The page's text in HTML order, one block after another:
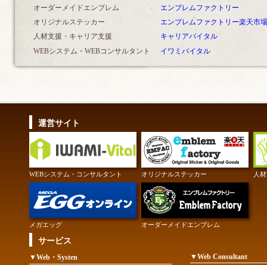
オーダーメイドエンブレム
エンブレムファクトリー
オリジナルステッカー
エンブレムファクトリー楽天市
人材支援・キャリア支援
キャリアバイタル
WEBシステム・WEBコンサルタント
イワミバイタル
運営サイト
WEBシステム・コンサルタント オリジナルステッカー 人
メガエッグ オーダーメイドエンブレム
サービス
▼Web・Systen
▼Web Consultant